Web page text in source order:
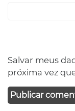
Salvar meus
próxima vez